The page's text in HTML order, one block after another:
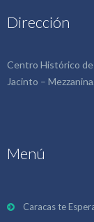
Dirección
Centro Histórico de
Jacinto –
Menú
Caracas te